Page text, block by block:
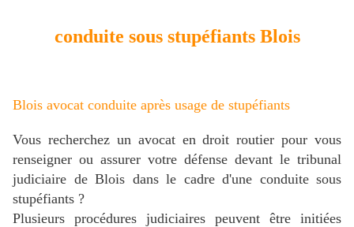
conduite sous stupéfiants Blois
Blois avocat conduite après usage de stupéfiants
Vous recherchez un avocat en droit routier pour vous
renseigner ou assurer votre défense devant le tribunal
judiciaire de Blois dans le cadre d'une conduite sous
stupéfiants ?
Plusieurs procédures judiciaires peuvent être initiées